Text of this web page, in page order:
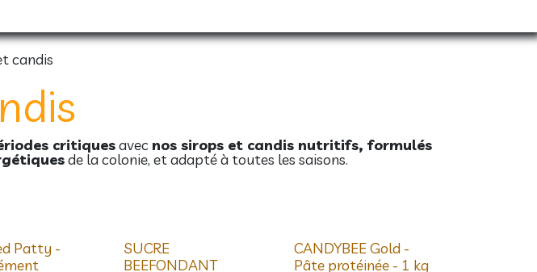
candis
critiquesavec nos sirops et candis nutritifs, formulés
de la colonie, et adapté à toutes les saisons.
Patty -
SUCRE
BEEFONDANT
CANDYBEE Gold -
Pâte protéinée - 1 kg